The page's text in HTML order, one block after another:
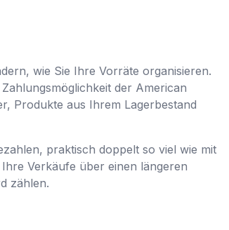
wie Sie Ihre Vorräte organisieren.
der American
Produkte aus Ihrem Lagerbestand
praktisch doppelt so viel wie mit
Verkäufe über einen längeren
zählen.